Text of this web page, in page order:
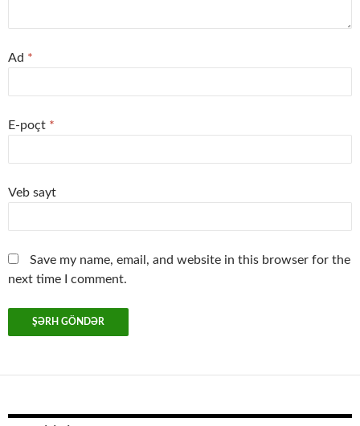
Ad *
E-poçt *
Veb sayt
Save my name, email, and website in this browser for the
next time I comment.